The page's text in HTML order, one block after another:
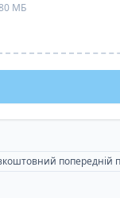
МБ
попередній